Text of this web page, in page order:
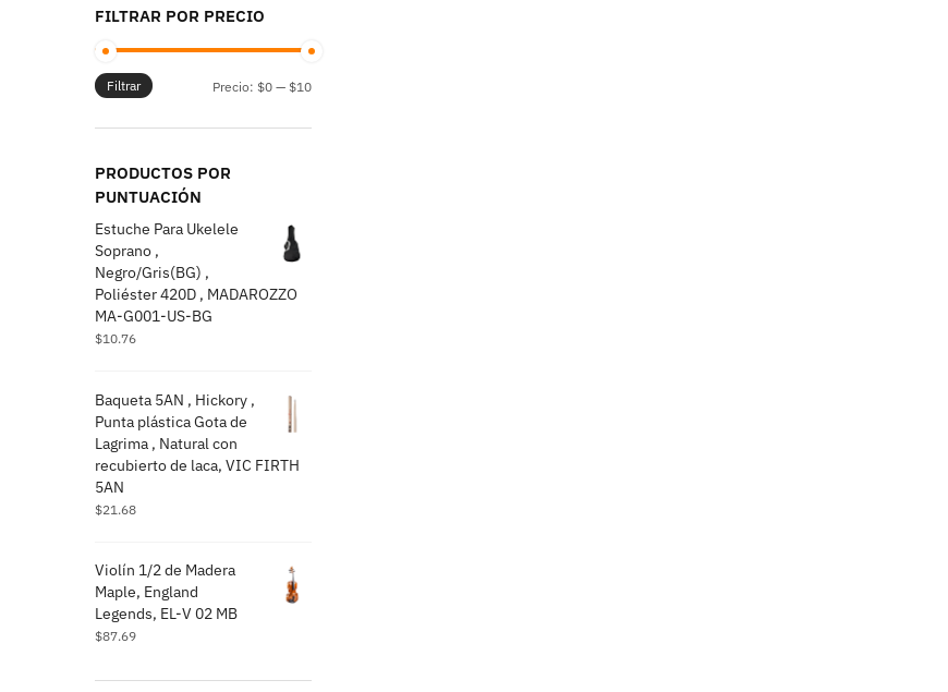
FILTRAR POR PRECIO
Filtrar Precio: $0— $10
PRODUCTOS POR
PUNTUACIÓN
Estuche Para Ukelele
Soprano ,
Negro/Gris(BG) ,
Poliéster 420D , MADAROZZO
MA-G001-US-BG
$10.76
Baqueta 5AN , Hickory ,
Punta plástica Gota de
Lagrima , Natural con
recubierto de laca, VIC FIRTH
5AN
$21.68
Violín 1/2 de Madera
Maple, England
Legends, EL-V 02 MB
$87.69